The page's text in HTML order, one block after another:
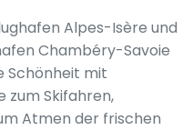
Alpes-Isère und
Chambéry-Savoie
Schönheit mit
zum Skifahren,
Atmen der frischen